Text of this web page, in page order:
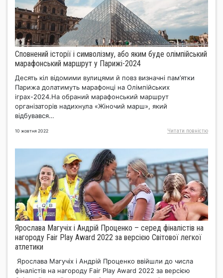
Сповнений історії і символізму, або яким буде олімпійський
марафонський маршрут у Парижі-2024
Десять кіл відомими вулицями й повз визначні пам’ятки
Парижа долатимуть марафонці на Олімпійських
іграх-2024.На обраний марафонський маршрут
організаторів надихнула «Жіночий марш», який
відбувався…
10 жовтня 2022 Читати повнiстю
Ярослава Магучіх і Андрій Проценко – серед фіналістів на
нагороду Fair Play Award 2022 за версією Світової легкої
атлетики
Ярослава Магучіх і Андрій Проценко ввійшли до числа
фіналістів на нагороду Fair Play Award 2022 за версією